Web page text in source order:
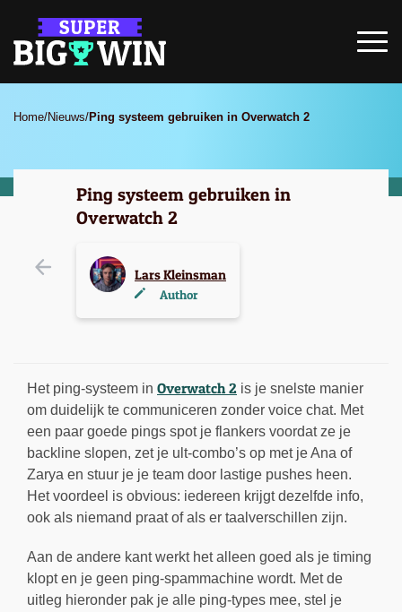
Home/Nieuws/Ping systeem gebruiken in Overwatch 2
Ping systeem gebruiken in
Overwatch 2
Lars Kleinsman
Author
Het ping-systeem in Overwatch 2 is je snelste manier
om duidelijk te communiceren zonder voice chat. Met
een paar goede pings spot je flankers voordat ze je
backline slopen, zet je ult-combo’s op met je Ana of
Zarya en stuur je je team door lastige pushes heen.
Het voordeel is obvious: iedereen krijgt dezelfde info,
ook als niemand praat of als er taalverschillen zijn.
Aan de andere kant werkt het alleen goed als je timing
klopt en je geen ping-spammachine wordt. Met de
uitleg hieronder pak je alle ping-types mee, stel je